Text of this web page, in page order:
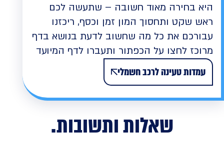
היא בחירה מאוד חשובה – שתעשה לכם
ראש שקט ותחסוך המון זמן וכסף, ריכזנו
עבורכם את כל מה שחשוב לדעת בנושא בדף
מרוכז לחצו על הכפתור ותעברו לדף המיועד
עמדות טעינה לרכב חשמלי
שאלות ותשובות.